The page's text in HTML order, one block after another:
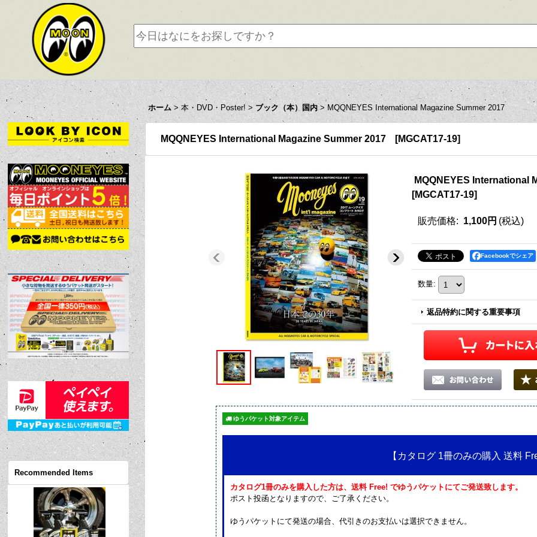
ホーム > 本・DVD・Poster! > ブック（本）国内 > MQQNEYES International Magazine Summer 2017
Recommended Items
MQQNEYES International Magazine Summer 2017 [MGCAT17-19]
MQQNEYES International
[MGCAT17-19]
販売価格: 1,100円 (税込)
Facebookでシェア
数量:
返品特約に関する重要事項
ゆうパケット対象アイテム
【カタログ 1冊のみの購入 送料
カタログ1冊のみを購入した方は、送料 Free! でゆうパケットにてご発送致します。
ポスト投函となりますので、ご了承ください。
ゆうパケットにて発送の場合、代引きのお支払いは選択できません。